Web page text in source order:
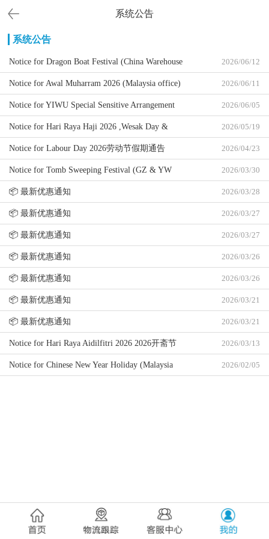
系统公告
系统公告
Notice for Dragon Boat Festival (China Warehouse
Holiday) 2026 2026端午节中国货仓假期通告
2026/06/12
Notice for Awal Muharram 2026 (Malaysia office)
2026 回历元旦假期通告 (马来西亚办公室)
2026/06/11
Notice for YIWU Special Sensitive Arrangement
2026 义乌特敏感渠道安排通告
2026/06/05
Notice for Hari Raya Haji 2026 ,Wesak Day &
Yang Di-Pertuan Agong Birthday (Malaysia office)
2026/05/19
Notice for Labour Day 2026劳动节假期通告 2026/04/23
Notice for Tomb Sweeping Festival (GZ & YW
WH) 2026 2026广州及义乌货仓清明节假期通告
2026/03/30
📦 最新优惠通知 2026/03/28
📦 最新优惠通知 2026/03/27
📦 最新优惠通知 2026/03/27
📦 最新优惠通知 2026/03/26
📦 最新优惠通知 2026/03/26
📦 最新优惠通知 2026/03/21
📦 最新优惠通知 2026/03/21
Notice for Hari Raya Aidilfitri 2026 2026开斋节
假期通告
2026/03/13
Notice for Chinese New Year Holiday (Malaysia 2026/02/05